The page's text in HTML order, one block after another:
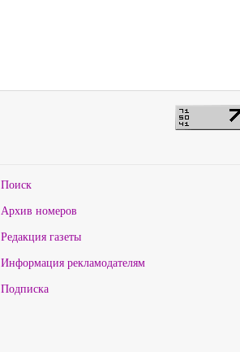
Поиск
Архив номеров
Редакция газеты
Информация рекламодателям
Подписка